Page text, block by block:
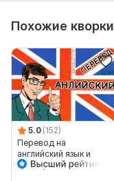
Похожие кворки
5.0 (152)
Перевод на
английский язык и
наоборот